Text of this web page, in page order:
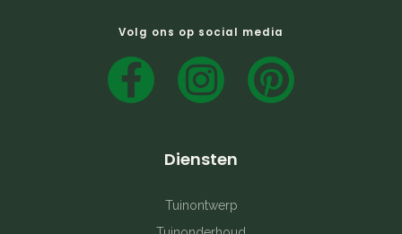
Diensten
Tuinontwerp
Volg ons op social media
F
a
I
n
s
a
P
i